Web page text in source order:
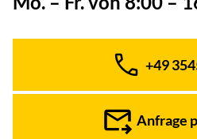
+49
Anfrage